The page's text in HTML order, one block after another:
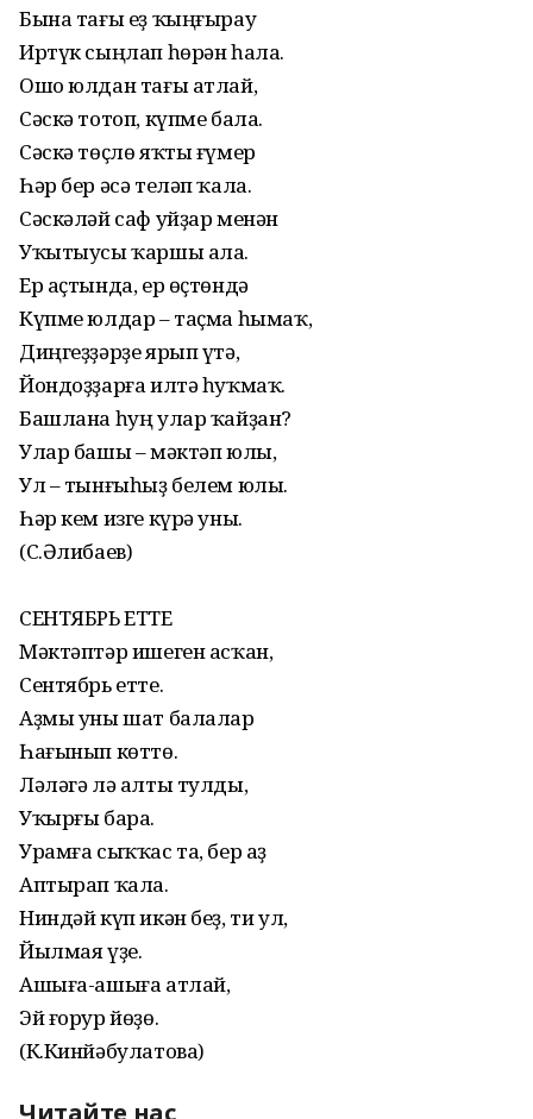
Бына тағы еҙ ҡыңғырау
Иртүк сыңлап һөрән һала.
Ошо юлдан тағы атлай,
Сәскә тотоп, күпме бала.
Сәскә төҫлө яҡты ғүмер
Һәр бер әсә теләп ҡала.
Сәскәләй саф уйҙар менән
Уҡытыусы ҡаршы ала.
Ер аҫтында, ер өҫтөндә
Күпме юлдар – таҫма һымаҡ,
Диңгеҙҙәрҙе ярып үтә,
Йондоҙҙарға илтә һуҡмаҡ.
Башлана һуң улар ҡайҙан?
Улар башы – мәктәп юлы,
Ул – тынғыһыҙ белем юлы.
Һәр кем изге күрә уны.
(С.Әлибаев)
СЕНТЯБРЬ ЕТТЕ
Мәктәптәр ишеген асҡан,
Сентябрь етте.
Аҙмы уны шат балалар
Һағынып көттө.
Ләләгә лә алты тулды,
Уҡырғы бара.
Урамға сыҡҡас та, бер аҙ
Аптырап ҡала.
Ниндәй күп икән беҙ, ти ул,
Йылмая үҙе.
Ашыға-ашыға атлай,
Эй ғорур йөҙө.
(К.Кинйәбулатова)
Читайте нас